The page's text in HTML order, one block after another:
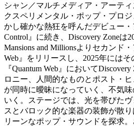
シャン／マルチメディア・アーティ
クスペリメンタル・ポップ・プロ
かし確かな熱狂を呼んだデビュー・
Control』に続き、Discovery Zoneは
Mansions and Millionsよりセカンド
Web』をリリースし、2025年にはそ
『Quantum Web』において
ロニー、人間的なものとポスト・
が同時に曖昧になっていく、不気
いく。ステージでは、光を帯びた
スとバロック的な楽器の装飾が散
リーンなポップ・サウンドを探求